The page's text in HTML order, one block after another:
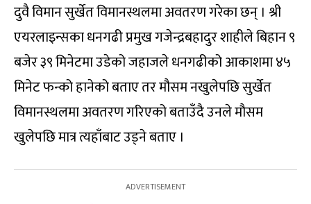
दुवै विमान सुर्खेत विमानस्थलमा अवतरण गरेका छन् । श्री
एयरलाइन्सका धनगढी प्रमुख गजेन्द्रबहादुर शाहीले बिहान ९
बजेर ३९ मिनेटमा उडेको जहाजले धनगढीको आकाशमा ४५
मिनेट फन्को हानेको बताए तर मौसम नखुलेपछि सुर्खेत
विमानस्थलमा अवतरण गरिएको बताउँदै उनले मौसम
खुलेपछि मात्र त्यहाँबाट उड्ने बताए ।